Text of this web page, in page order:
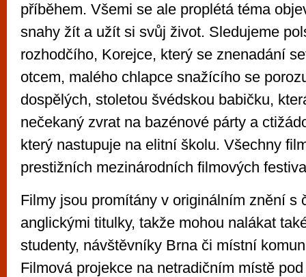
příběhem. Všemi se ale proplétá téma
snahy žít a užít si svůj život. Sledujeme
rozhodčího, Korejce, který se znenadání
otcem, malého chlapce snažícího se
dospělých, stoletou švédskou babičku,
nečekaný zvrat na bazénové párty a
který nastupuje na elitní školu. Všechny
prestižních mezinárodních filmových
Filmy jsou promítány v originálním znění s
anglickými titulky, takže mohou nalákat
studenty, návštěvníky Brna či místní
Filmová projekce na netradičním místě